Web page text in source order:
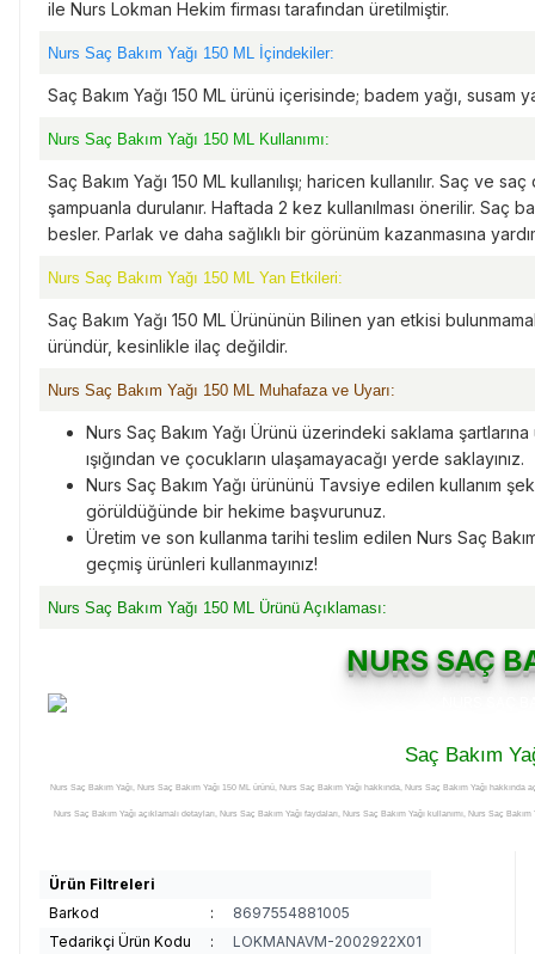
ile Nurs Lokman Hekim firması tarafından üretilmiştir.
Nurs Saç Bakım Yağı 150 ML İçindekiler:
Saç Bakım Yağı 150 ML ürünü içerisinde; badem yağı, susam
Nurs Saç Bakım Yağı 150 ML Kullanımı:
Saç Bakım Yağı 150 ML kullanılışı; haricen kullanılır. Saç ve
şampuanla durulanır. Haftada 2 kez kullanılması önerilir. Saç
besler. Parlak ve daha sağlıklı bir görünüm kazanmasına
Nurs Saç Bakım Yağı 150 ML Yan Etkileri:
Saç Bakım Yağı 150 ML Ürününün Bilinen yan etkisi
üründür, kesinlikle ilaç değildir.
Nurs Saç Bakım Yağı 150 ML Muhafaza ve Uyarı:
Nurs Saç Bakım Yağı Ürünü üzerindeki saklama
ışığından ve çocukların ulaşamayacağı yerde saklayınız.
Nurs Saç Bakım Yağı ürününü Tavsiye edilen kullanım
görüldüğünde bir hekime başvurunuz.
Üretim ve son kullanma tarihi teslim edilen Nurs Saç
geçmiş ürünleri kullanmayınız!
Nurs Saç Bakım Yağı 150 ML Ürünü Açıklaması:
NURS SAÇ
Saç Bakım
Nurs Saç Bakım Yağı, Nurs Saç Bakım Yağı 150 ML ürünü, Nurs Saç Bakım Yağı hakkında, Nurs Saç Bakım Yağı
Nurs Saç Bakım Yağı açıklamalı detayları, Nurs Saç Bakım Yağı faydaları, Nurs Saç Bakım Yağı kullanımı, Nurs Saç
açıklamaları, Nurs Saç Bakım Yağı ürünü faydaları, Nurs Saç Bakım Yağı ürünü kullanımı, Nurs Saç Bakım Yağı ürünü
ürünü satışı, Nurs Saç Bakım Yağı ürünü satan, Nurs Saç Bakım Yağı ürünü satış yerleri, Nurs Saç Bakım Yağı ürünü
Ürün Filtreleri
Barkod
:
8697554881005
Tedarikçi Ürün Kodu
: LOKMANAVM-2002922X01